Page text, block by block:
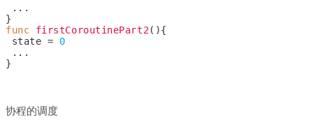
...
}
func
firstCoroutinePart2(){
state = 0
...
}
协程的调度